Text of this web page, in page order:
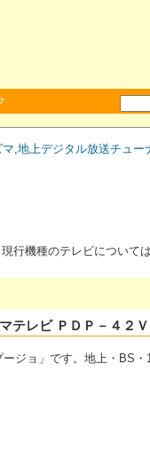
,地上デジタル放送チュー
行機種のテレビについて
テレビ ＰＤＰ－４２Ｖ
ジョ」です。地上・BS